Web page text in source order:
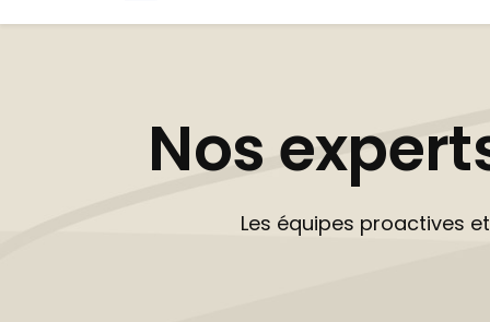
Nos
Les équipes proactives